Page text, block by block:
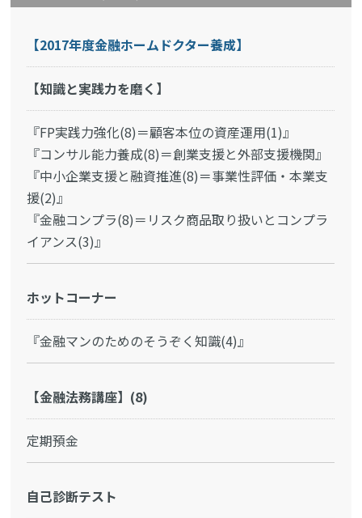
【2017年度金融ホームドクター養成】
【知識と実践力を磨く】
『FP実践力強化(8)＝顧客本位の資産運用(1)』
『コンサル能力養成(8)＝創業支援と外部支援機関』
『中小企業支援と融資推進(8)＝事業性評価・本業支
援(2)』
『金融コンプラ(8)＝リスク商品取り扱いとコンプラ
イアンス(3)』
ホットコーナー
『金融マンのためのそうぞく知識(4)』
【金融法務講座】(8)
定期預金
自己診断テスト